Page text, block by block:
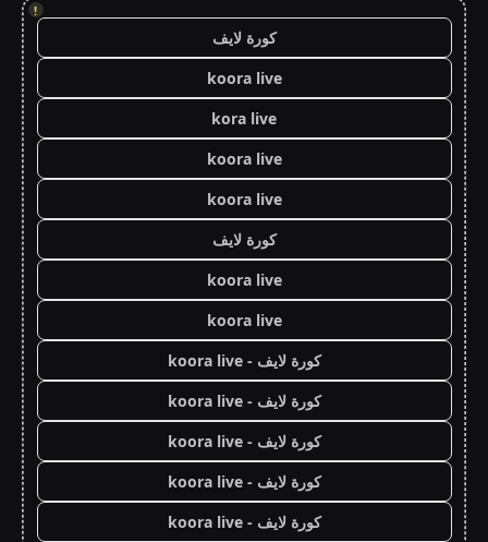
!
كورة لايف
koora live
kora live
koora live
koora live
كورة لايف
koora live
koora live
كورة لايف - koora live
كورة لايف - koora live
كورة لايف - koora live
كورة لايف - koora live
كورة لايف - koora live